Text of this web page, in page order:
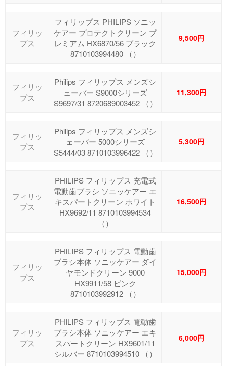
フィリッ
プス
フィリップス PHILIPS ソニッ
ケアー プロテクトクリーン プ
レミアム HX6870/56 ブラック
8710103994480 （）
9,500円
フィリッ
プス
Philips フィリップス メンズシ
ェーバー S9000シリーズ
S9697/31 8720689003452 （）
11,300円
フィリッ
プス
Philips フィリップス メンズシ
ェーバー 5000シリーズ
S5444/03 8710103996422 （）
5,300円
フィリッ
プス
PHILIPS フィリップス 充電式
電動歯ブラシ ソニッケアー エ
キスパートクリーン ホワイト
HX9692/11 8710103994534
（）
16,500円
フィリッ
プス
PHILIPS フィリップス 電動歯
ブラシ本体 ソニッケアー ダイ
ヤモンドクリーン 9000
HX9911/58 ピンク
8710103992912 （）
15,000円
フィリッ
プス
PHILIPS フィリップス 電動歯
ブラシ本体 ソニッケアー エキ
スパートクリーン HX9601/11
シルバー 8710103994510 （）
6,000円